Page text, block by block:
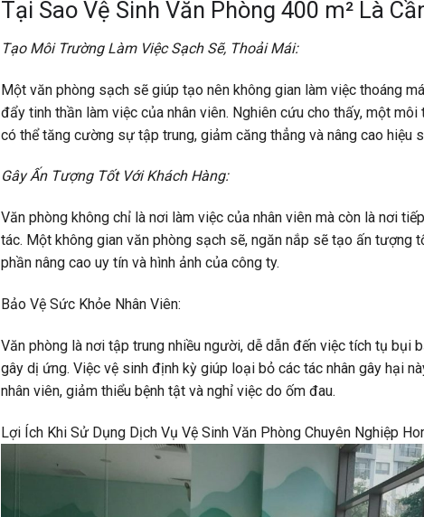
Tại Sao Vệ Sinh Văn Phòng 400 m² Là
Tạo Môi Trường Làm Việc Sạch Sẽ, Thoải Mái:
Một văn phòng sạch sẽ giúp tạo nên không gian làm việc thoáng
đẩy tinh thần làm việc của nhân viên. Nghiên cứu cho thấy, một
có thể tăng cường sự tập trung, giảm căng thẳng và nâng cao hiệu
Gây Ấn Tượng Tốt Với Khách Hàng:
Văn phòng không chỉ là nơi làm việc của nhân viên mà còn là nơi
tác. Một không gian văn phòng sạch sẽ, ngăn nắp sẽ tạo ấn tượng
phần nâng cao uy tín và hình ảnh của công ty.
Bảo Vệ Sức Khỏe Nhân Viên:
Văn phòng là nơi tập trung nhiều người, dễ dẫn đến việc tích tụ bụi
gây dị ứng. Việc vệ sinh định kỳ giúp loại bỏ các tác nhân gây hại
nhân viên, giảm thiểu bệnh tật và nghỉ việc do ốm đau.
Lợi Ích Khi Sử Dụng Dịch Vụ Vệ Sinh Văn Phòng Chuyên Nghiệp